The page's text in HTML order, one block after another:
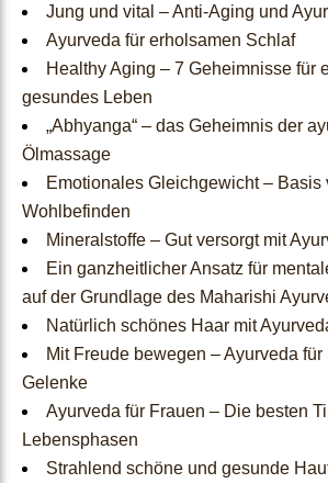
Dosha-Test
Lifestyle
Was Ist Ayurveda
Jung und vital – Anti-Aging und
Ayurveda für erholsamen Schlaf
Healthy Aging – 7 Geheimnisse für ein längeres,
gesundes Leben
„Abhyanga“ – das Geheimnis der ayurvedischen
Ölmassage
Emotionales Gleichgewicht – Basis von Gesundheit &
Wohlbefinden
Mineralstoffe – Gut versorgt mit
Ein ganzheitlicher Ansatz für mentale Gesundheit –
auf der Grundlage des Maharishi
Natürlich schönes Haar mit
Mit Freude bewegen – Ayurveda für Knochen &
Gelenke
Ayurveda für Frauen – Die besten Tipps für alle
Lebensphasen
Strahlend schöne und gesunde